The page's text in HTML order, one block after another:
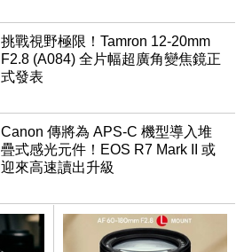
挑戰視野極限！Tamron 12-20mm
F2.8 (A084) 全片幅超廣角變焦鏡正
式發表
Canon 傳將為 APS-C 機型導入堆
疊式感光元件！EOS R7 Mark II 或
迎來高速讀出升級